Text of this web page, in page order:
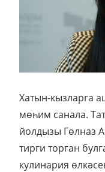
Хатын-кызларга
мөһим санала.
йолдызы Гөлназ
тирги торган
кулинария